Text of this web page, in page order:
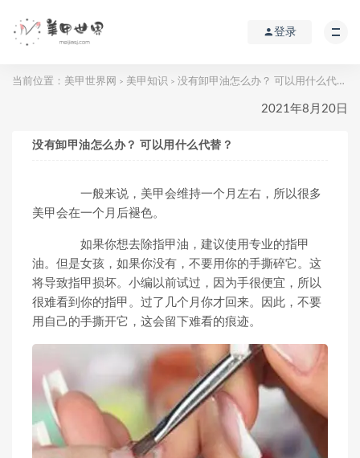
登录
当前位置： 美甲世界网 > 美甲知识 > 没有卸甲油怎么办？ 可以用什么代替？
2021年8月20日
没有卸甲油怎么办？ 可以用什么代替？
一般来说，美甲会维持一个月左右，所以很多
美甲会在一个月后褪色。
如果你想去除指甲油，建议使用专业的指甲
油。但是女孩，如果你没有，不要用你的手撕碎它。这
将导致指甲损坏。小编以前试过，因为手很便宜，所以
很难看到你的指甲。过了几个月你才回来。因此，不要
用自己的手撕开它，这会留下难看的痕迹。